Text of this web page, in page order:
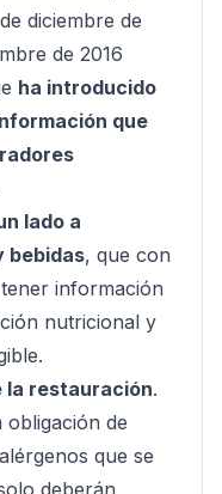
diciembre de
de 2016
ha introducido
que
lado a
bebidas, que con
información
nutricional y
restauración.
de
que se
deberán